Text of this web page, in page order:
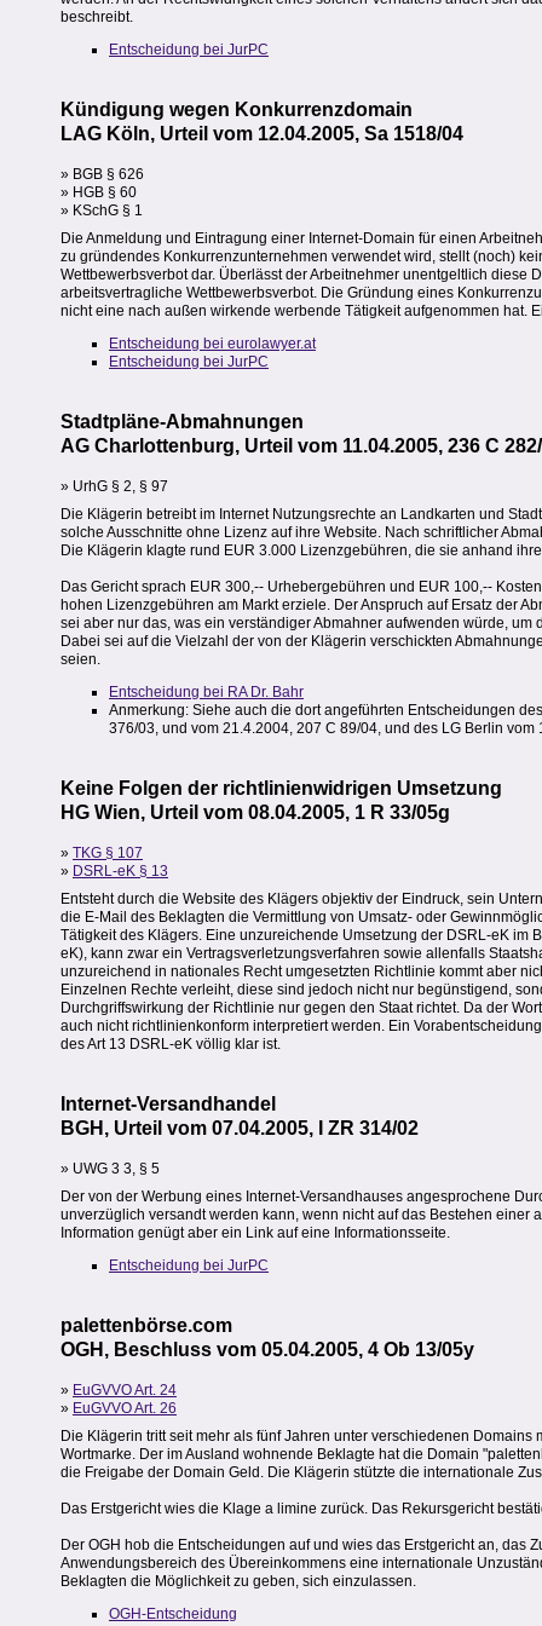
beschreibt.
Entscheidung bei JurPC
Kündigung wegen Konkurrenzdomain
LAG Köln, Urteil vom 12.04.2005, Sa 1518/04
» BGB § 626
» HGB § 60
» KSchG § 1
Die Anmeldung und Eintragung einer Internet-Domain für einen
zu gründendes Konkurrenzunternehmen verwendet wird, stellt (noch)
Wettbewerbsverbot dar. Überlässt der Arbeitnehmer unentgeltlich
arbeitsvertragliche Wettbewerbsverbot. Die Gründung eines
nicht eine nach außen wirkende werbende Tätigkeit aufgenommen hat.
Entscheidung bei eurolawyer.at
Entscheidung bei JurPC
Stadtpläne-Abmahnungen
AG Charlottenburg, Urteil vom 11.04.2005, 236 C
» UrhG § 2, § 97
Die Klägerin betreibt im Internet Nutzungsrechte an Landkarten und
solche Ausschnitte ohne Lizenz auf ihre Website. Nach schriftlicher
Die Klägerin klagte rund EUR 3.000 Lizenzgebühren, die sie anhand
Das Gericht sprach EUR 300,-- Urhebergebühren und EUR 100,--
hohen Lizenzgebühren am Markt erziele. Der Anspruch auf Ersatz der
sei aber nur das, was ein verständiger Abmahner aufwenden würde,
Dabei sei auf die Vielzahl der von der Klägerin verschickten
seien.
Entscheidung bei RA Dr. Bahr
Anmerkung: Siehe auch die dort angeführten Entscheidungen
376/03, und vom 21.4.2004, 207 C 89/04, und des LG Berlin
Keine Folgen der richtlinienwidrigen Umsetzung
HG Wien, Urteil vom 08.04.2005, 1 R 33/05g
» TKG § 107
» DSRL-eK § 13
Entsteht durch die Website des Klägers objektiv der Eindruck, sein
die E-Mail des Beklagten die Vermittlung von Umsatz- oder
Tätigkeit des Klägers. Eine unzureichende Umsetzung der DSRL-eK
eK), kann zwar ein Vertragsverletzungsverfahren sowie allenfalls
unzureichend in nationales Recht umgesetzten Richtlinie kommt aber
Einzelnen Rechte verleiht, diese sind jedoch nicht nur begünstigend,
Durchgriffswirkung der Richtlinie nur gegen den Staat richtet. Da der
auch nicht richtlinienkonform interpretiert werden. Ein
des Art 13 DSRL-eK völlig klar ist.
Internet-Versandhandel
BGH, Urteil vom 07.04.2005, I ZR 314/02
» UWG 3 3, § 5
Der von der Werbung eines Internet-Versandhauses angesprochene
unverzüglich versandt werden kann, wenn nicht auf das Bestehen
Information genügt aber ein Link auf eine Informationsseite.
Entscheidung bei JurPC
palettenbörse.com
OGH, Beschluss vom 05.04.2005, 4 Ob 13/05y
» EuGVVO Art. 24
» EuGVVO Art. 26
Die Klägerin tritt seit mehr als fünf Jahren unter verschiedenen
Wortmarke. Der im Ausland wohnende Beklagte hat die Domain
die Freigabe der Domain Geld. Die Klägerin stützte die internationale
Das Erstgericht wies die Klage a limine zurück. Das Rekursgericht
Der OGH hob die Entscheidungen auf und wies das Erstgericht an, das
Anwendungsbereich des Übereinkommens eine internationale
Beklagten die Möglichkeit zu geben, sich einzulassen.
OGH-Entscheidung